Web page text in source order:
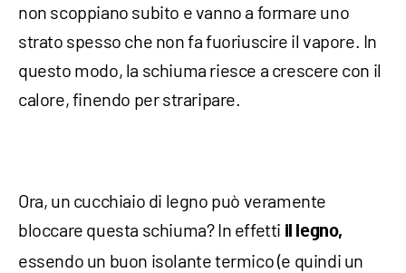
non scoppiano subito e vanno a formare uno
strato spesso che non fa fuoriuscire il vapore. In
questo modo, la schiuma riesce a crescere con il
calore, finendo per straripare.
Ora, un cucchiaio di legno può veramente
bloccare questa schiuma? In effetti il legno,
essendo un buon isolante termico (e quindi un